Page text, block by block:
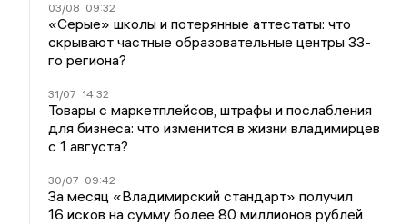
03/08 09:32
«Серые» школы и потерянные аттестаты: что
скрывают частные образовательные центры 33-
го региона?
31/07 14:32
Товары с маркетплейсов, штрафы и послабления
для бизнеса: что изменится в жизни владимирцев
с 1 августа?
30/07 09:42
За месяц «Владимирский стандарт» получил
16 исков на сумму более 80 миллионов рублей